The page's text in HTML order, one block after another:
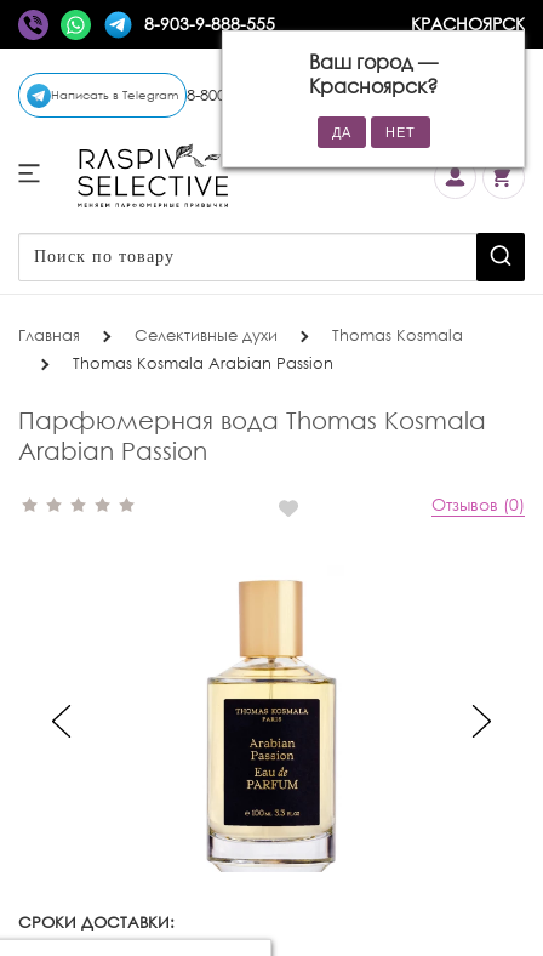
8-903-9-888-555 КРАСНОЯРСК
Ваш город —
Красноярск?
Написать в Telegram 8-800-770-72-34 (бесплатно)
Главная Селективные духи
Thomas Kosmala
Thomas Kosmala Arabian Passion
Парфюмерная вода Thomas Kosmala
Arabian Passion
Отзывов (0)
СРОКИ ДОСТАВКИ: